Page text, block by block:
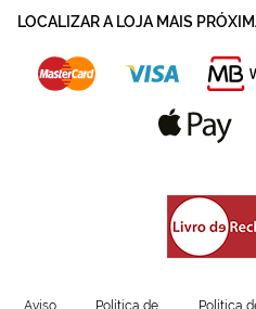
LOCALIZAR A LOJA MAIS
Aviso Política de Política